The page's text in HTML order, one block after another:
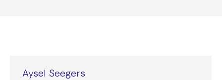
Aysel Seegers